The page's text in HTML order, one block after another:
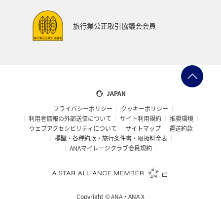
旅行業公正取引協議会会員
JAPAN
プライバシーポリシー
クッキーポリシー
利用者情報の外部送信について
サイト利用規約
推奨環境
ウェブアクセシビリティについて
サイトマップ
運送約款
標識・各種約款・旅行条件書・取扱料金表
ANAマイレージクラブ会員規約
Copyright ©ANA・ANA X